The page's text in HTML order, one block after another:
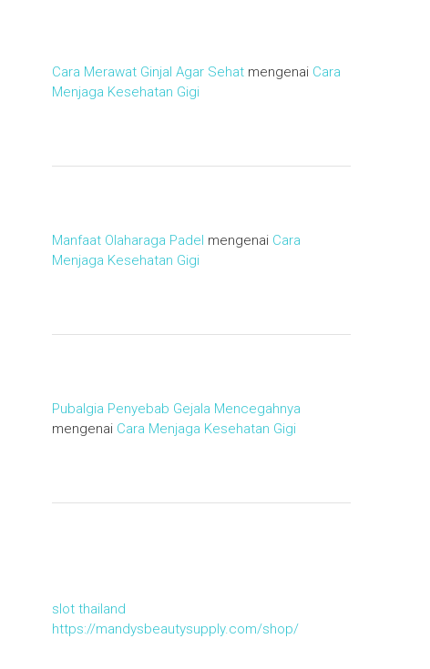
Cara Merawat Ginjal Agar Sehat mengenai Cara
Menjaga Kesehatan Gigi
Manfaat Olaharaga Padel mengenai Cara
Menjaga Kesehatan Gigi
Pubalgia Penyebab Gejala Mencegahnya
mengenai Cara Menjaga Kesehatan Gigi
slot thailand
https://mandysbeautysupply.com/shop/